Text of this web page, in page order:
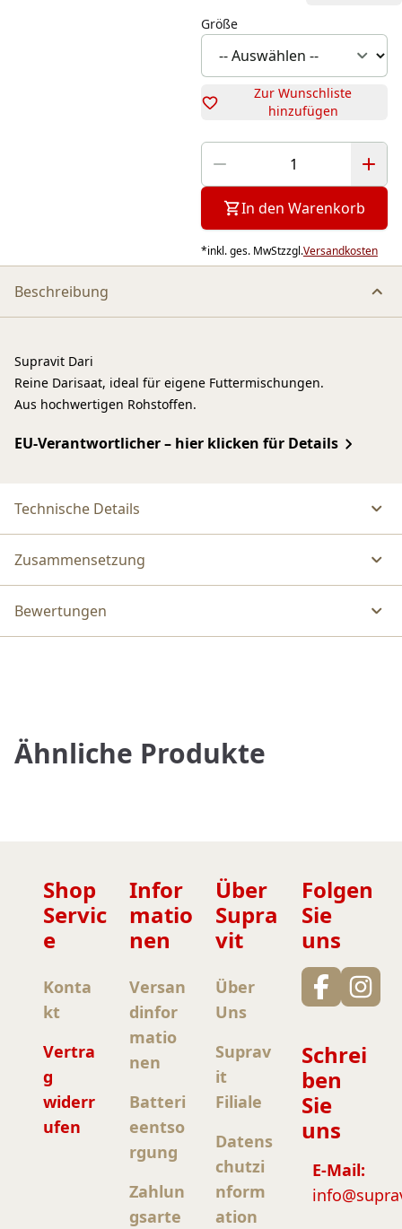
Größe
Zur Wunschliste
hinzufügen
In den Warenkorb
*inkl. ges. MwStzzgl.Versandkosten
Beschreibung
Supravit Dari
Reine Darisaat, ideal für eigene Futtermischungen.
Aus hochwertigen Rohstoffen.
EU-Verantwortlicher – hier klicken für Details
Technische Details
Zusammensetzung
Bewertungen
Ähnliche Produkte
Shop
Servic
e
Konta
kt
Vertra
g
widerr
ufen
Infor
matio
nen
Versan
dinfor
matio
nen
Batteri
eentso
rgung
Zahlun
gsarte
Über
Supra
vit
Über
Uns
Suprav
it
Filiale
Datens
chutzi
nform
ation
Folgen
Sie
uns
Schrei
ben
Sie
uns
E-Mail: